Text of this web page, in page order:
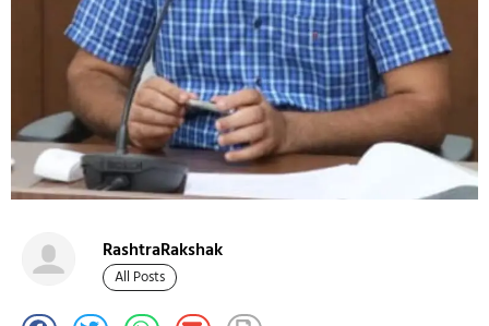
RashtraRakshak
All Posts